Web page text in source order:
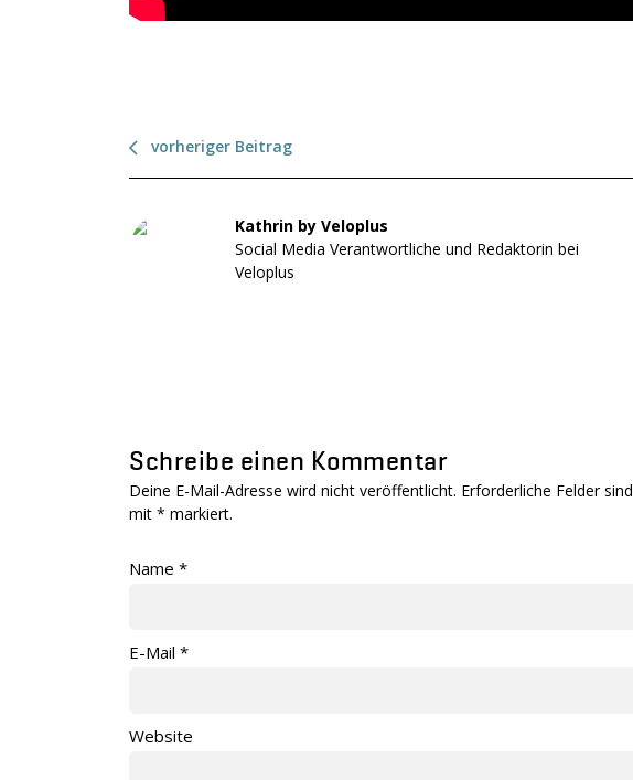
vorheriger Beitrag
Kathrin by Veloplus
Social Media Verantwortliche und Redaktorin bei
Veloplus
Schreibe einen Kommentar
Deine E-Mail-Adresse wird nicht veröffentlicht. Erforderliche Felder sind
mit * markiert.
Name *
E-Mail *
Website